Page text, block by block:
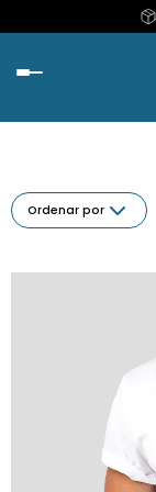
Ordenar por